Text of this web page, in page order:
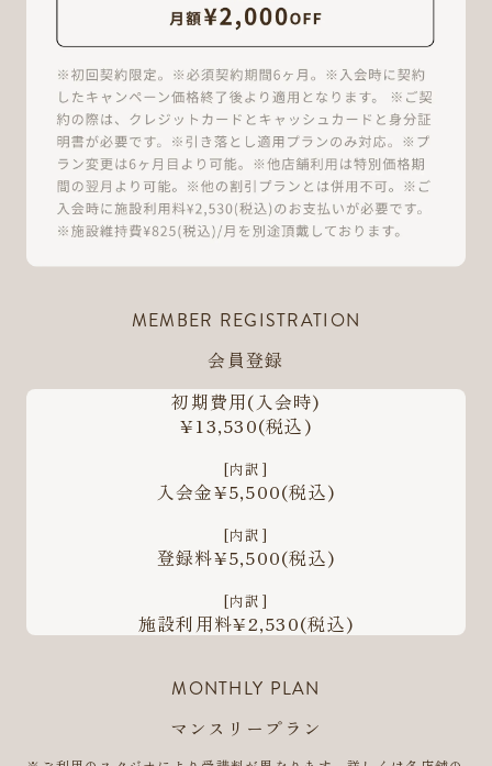
MEMBER REGISTRATION
会員登録
初期費用(入会時)
¥13,530(税込)
[内訳]
入会金¥5,500(税込)
[内訳]
登録料¥5,500(税込)
[内訳]
施設利用料¥2,530(税込)
MONTHLY PLAN
マンスリープラン